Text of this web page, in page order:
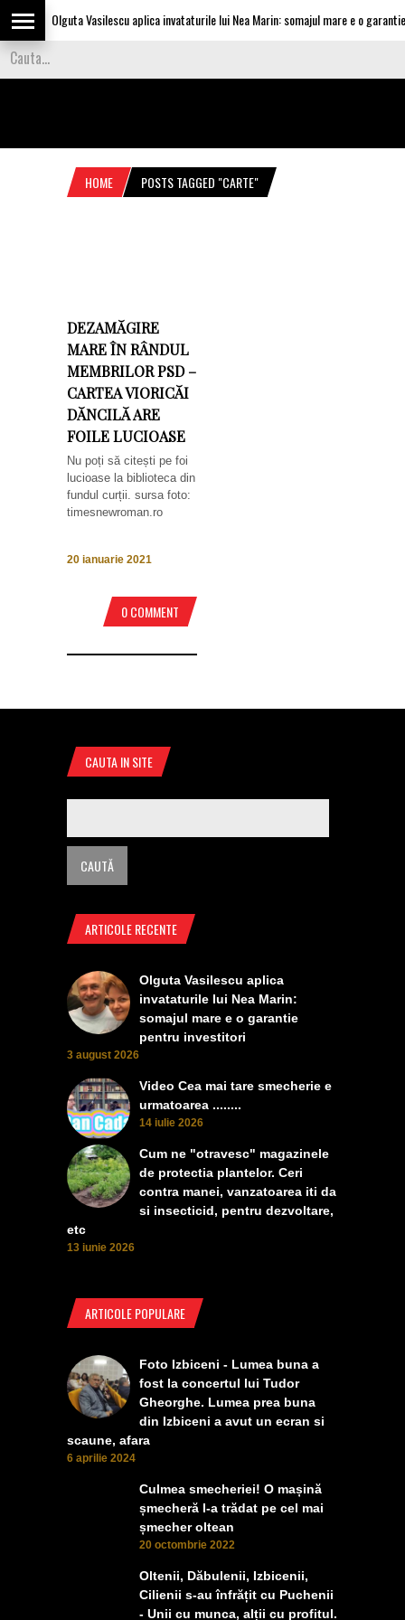
Olguta Vasilescu aplica invataturile lui Nea Marin: somajul mare e o
HOME POSTS TAGGED "CARTE"
DEZAMĂGIRE
MARE ÎN RÂNDUL
MEMBRILOR PSD –
CARTEA VIORICĂI
DĂNCILĂ ARE
FOILE LUCIOASE
Nu poți să citești pe foi
lucioase la biblioteca din
fundul curții. sursa foto:
timesnewroman.ro
20 ianuarie 2021
0 COMMENT
CAUTA IN SITE
ARTICOLE RECENTE
Olguta Vasilescu aplica
invataturile lui Nea Marin:
somajul mare e o garantie
pentru investitori
3 august 2026
Video Cea mai tare smecherie e
urmatoarea ........
14 iulie 2026
Cum ne "otravesc" magazinele
de protectia plantelor. Ceri
contra manei, vanzatoarea iti da
si insecticid, pentru dezvoltare,
etc
13 iunie 2026
ARTICOLE POPULARE
Foto Izbiceni - Lumea buna a
fost la concertul lui Tudor
Gheorghe. Lumea prea buna
din Izbiceni a avut un ecran si
scaune, afara
6 aprilie 2024
Culmea smecheriei! O mașină
șmecheră l-a trădat pe cel mai
șmecher oltean
20 octombrie 2022
Oltenii, Dăbulenii, Izbicenii,
Cilienii s-au înfrățit cu Puchenii
- Unii cu munca, alții cu profitul.